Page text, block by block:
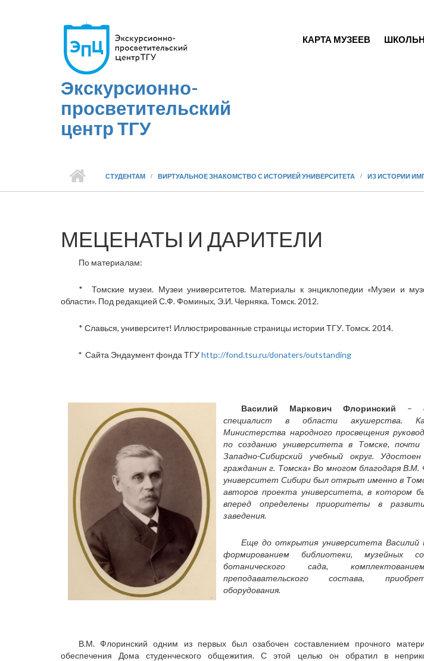
Экскурсионно-
просветительский
центр ТГУ
ГЛАВНОЕ
КАРТА МУЗЕЕВ
СТУДЕНТАМ ВИРТУАЛЬНОЕ ЗНАКОМСТВО С ИСТОРИЕЙ УНИВЕРСИТЕТА ИЗ ИСТОРИИ
МЕЦЕНАТЫ И ДАРИТЕЛИ
По материалам:
* Томские музеи. Музеи университетов. Материалы к энциклопедии «Музеи и
области». Под редакцией С.Ф. Фоминых, Э.И. Черняка. Томск. 2012.
* Славься, университет! Иллюстрированные страницы истории ТГУ. Томск. 2014.
* Сайта Эндаумент фонда ТГУhttp://fond.tsu.ru/donaters/outstanding
Василий Маркович Флоринский –
специалист в области акушерства.
Министерства народного просвещения
по созданию университета в Томске, почти
Западно-Сибирский учебный округ.
гражданин г. Томска» Во многом благодаря В.М.
университет Сибири был открыт именно в
авторов проекта университета, в котором
вперед определены приоритеты в
заведения.
Еще до открытия университета Василий
формированием библиотеки, музейных
ботанического сада,
преподавательского состава,
оборудования.
В.М. Флоринский одним из первых был озабочен составлением прочного
обеспечения Дома студенческого общежития. С этой целью он обратил в